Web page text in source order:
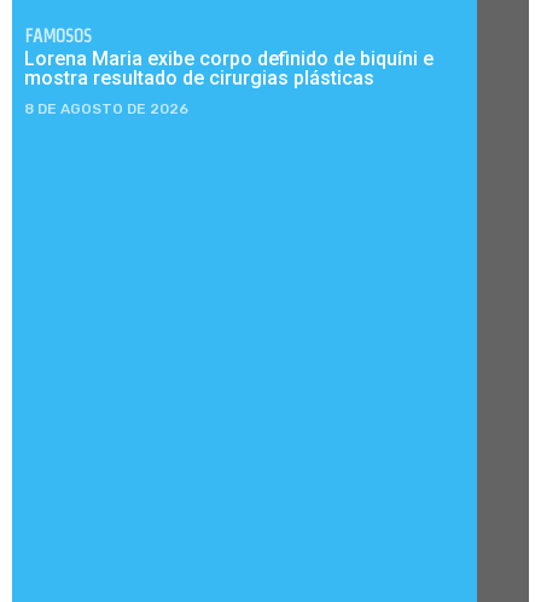
FAMOSOS
Lorena Maria exibe corpo definido de biquíni e
mostra resultado de cirurgias plásticas
8 DE AGOSTO DE 2026